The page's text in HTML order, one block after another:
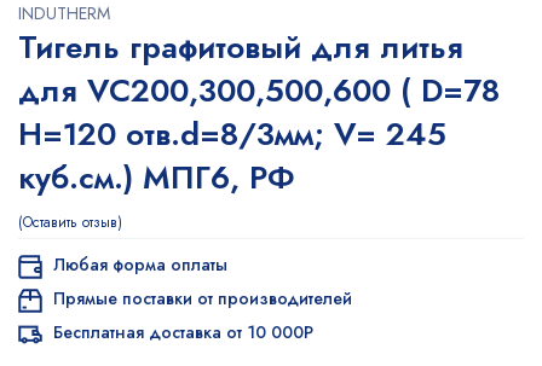
INDUTHERM
Тигель графитовый для литья
для VC200,300,500,600 ( D=78
H=120 отв.d=8/3мм; V= 245
куб.см.) МПГ6, РФ
Оставить отзыв
Любая форма оплаты
Прямые поставки от производителей
Бесплатная доставка от 10 000Р